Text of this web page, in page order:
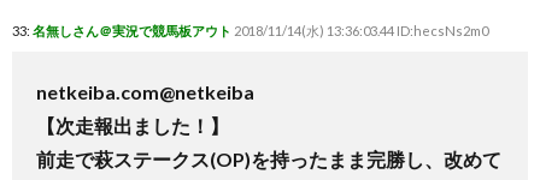
33: 名無しさん＠実況で競馬板アウト 2018/11/14(水) 13:36:03.44 ID:hecsNs2m0
netkeiba.com‏@netkeiba
【次走報出ました！】
前走で萩ステークス(OP)を持ったまま完勝し、改めて